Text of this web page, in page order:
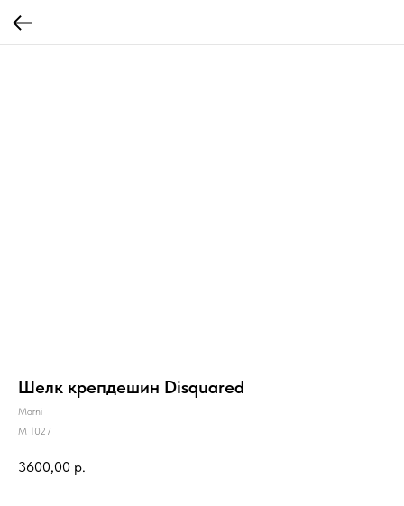
Шелк крепдешин Disquared
Marni
M 1027
3600,00 р.